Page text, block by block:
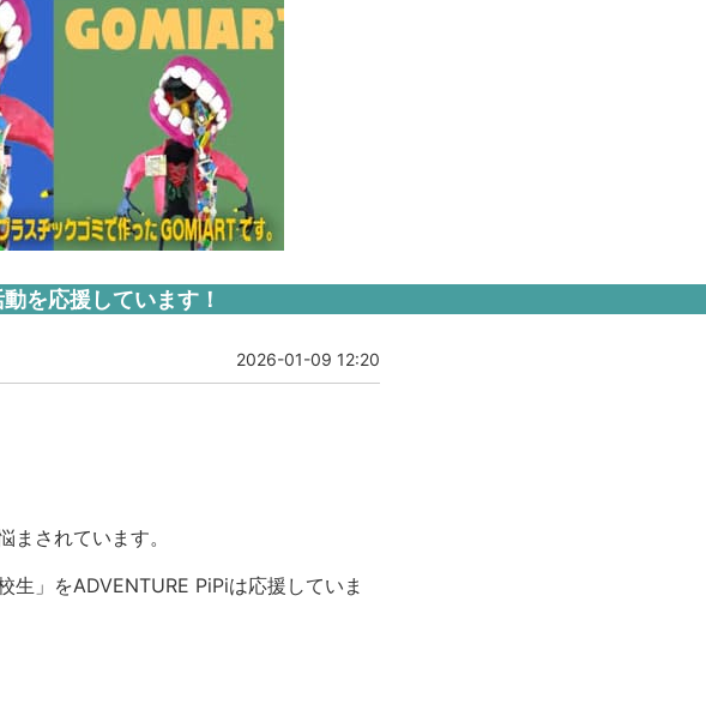
を応援しています！
2026-01-09 12:20
されています。
」をADVENTURE PiPiは応援していま